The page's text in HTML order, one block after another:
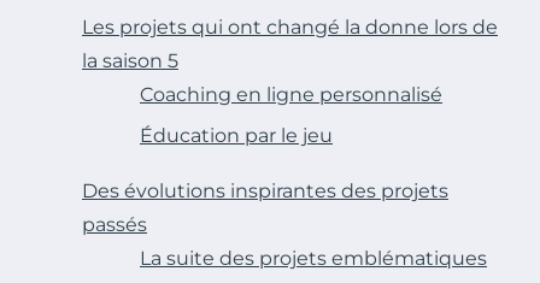
Les projets qui ont changé la donne lors de
la saison 5
Coaching en ligne personnalisé
Éducation par le jeu
Des évolutions inspirantes des projets
passés
La suite des projets emblématiques